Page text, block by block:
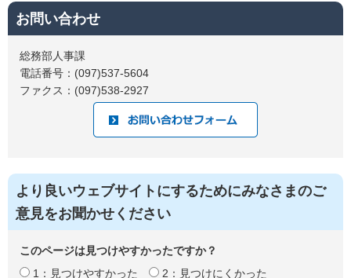
お問い合わせ
総務部人事課
電話番号：(097)537-5604
ファクス：(097)538-2927
より良いウェブサイトにするためにみなさまのご
意見をお聞かせください
このページは見つけやすかったですか？
1：見つけやすかった
2：見つけにくかった